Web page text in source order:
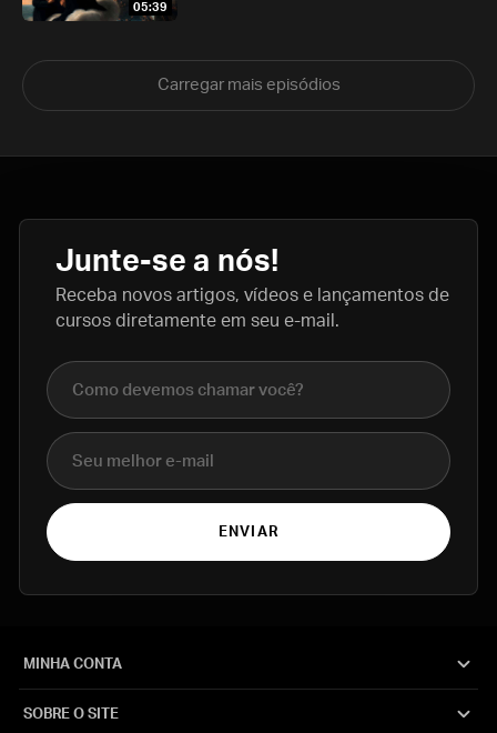
05:39
Carregar mais episódios
Junte-se a nós!
Receba novos artigos, vídeos e lançamentos de
cursos diretamente em seu e-mail.
Nome completo
E-mail
ENVIAR
MINHA CONTA
SOBRE O SITE